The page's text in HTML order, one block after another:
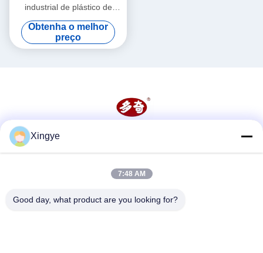
industrial de plástico de
bolsas de filme 6 mm
Máquina de vedação térmica
contínua
Obtenha o melhor
preço
Xingye
7:48 AM
Good day, what product are you looking for?